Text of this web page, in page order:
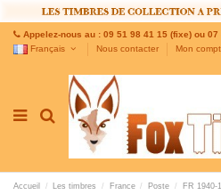
Appelez-nous au : 09 51 98 41 15 (fixe) ou
Français
Nous contacter Mon
Accueil Les timbres France Poste FR 1940-